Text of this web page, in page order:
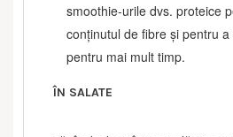
smoothie-urile dvs. proteice
conținutul de fibre și pentru
pentru mai mult timp.
ÎN SALATE